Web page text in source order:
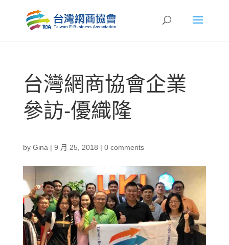
台灣網商協會企業
參訪-優織隆
by Gina | 9 月 25, 2018 | 0 comments